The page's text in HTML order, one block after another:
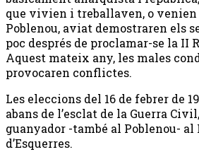
que vivien i treballaven, o venien
Poblenou, aviat demostraren els
poc després de proclamar-se la II
Aquest mateix any, les males
provocaren conflictes.
Les eleccions del 16 de febrer de
abans de l’esclat de la Guerra
guanyador -també al Poblenou-
d’Esquerres.